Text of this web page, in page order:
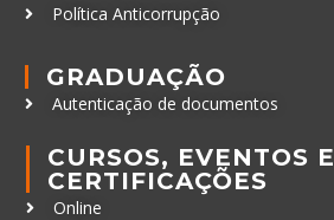
Política Anticorrupção
GRADUAÇÃO
Autenticação de documentos
CURSOS, EVENTOS E
CERTIFICAÇÕES
Online